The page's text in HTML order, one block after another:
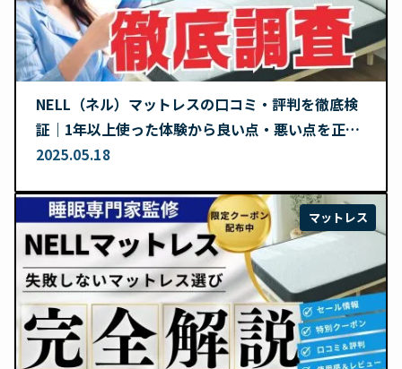
NELL（ネル）マットレスの口コミ・評判を徹底検
証｜1年以上使った体験から良い点・悪い点を正直
レビュー
2025.05.18
マットレス